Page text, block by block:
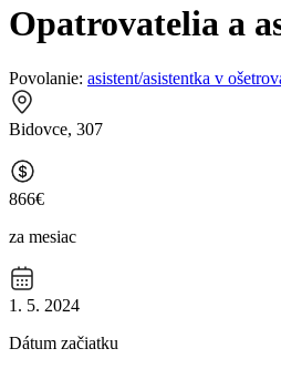
Opatrovatelia a
Povolanie: asistent/asistentka v
Bidovce, 307
866€
za mesiac
1. 5. 2024
Dátum začiatku